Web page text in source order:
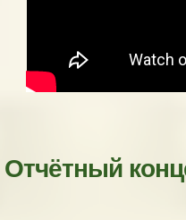
Отчётный